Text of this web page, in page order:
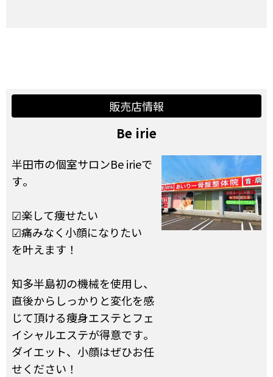
販売店情報
Be irie
半田市の個室サロンBe irieで
す。
☑楽して痩せたい
☑痛みなく小顔になりたい
を叶えます！
知多半島初の機械を使用し、
直後からしっかりと変化を感
じて頂ける痩身エステとフェ
イシャルエステが得意です。
ダイエット、小顔はぜひお任
せください！